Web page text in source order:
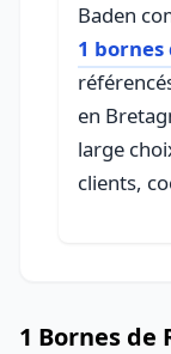
Baden
1
en
large
clients,
1 Bornes de